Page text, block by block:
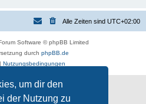
um dir den
der Nutzung zu
Alle Zeiten sind UTC+02:00
Software © phpBB Limited
durch phpBB.de
Nutzungsbedingungen